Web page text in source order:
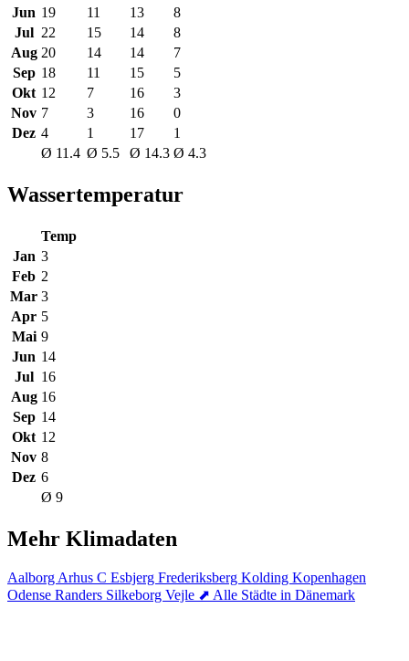
Jun 19 11 13
8
Jul 22 15 14
8
Aug 20 14 14
7
Sep 18 11 15
5
Okt 12 7 16
3
Nov 7 3 16
0
Dez 4 1 17
1
Ø 11.4 Ø 5.5 Ø 14.3 Ø 4.3
Wassertemperatur
Temp
Jan 3
Feb 2
Mar 3
Apr 5
Mai 9
Jun 14
Jul 16
Aug 16
Sep 14
Okt 12
Nov 8
Dez 6
Ø 9
Mehr Klimadaten
Aalborg Arhus C Esbjerg Frederiksberg Kolding Kopenhagen
Odense Randers Silkeborg Vejle ⬈ Alle Städte in Dänemark